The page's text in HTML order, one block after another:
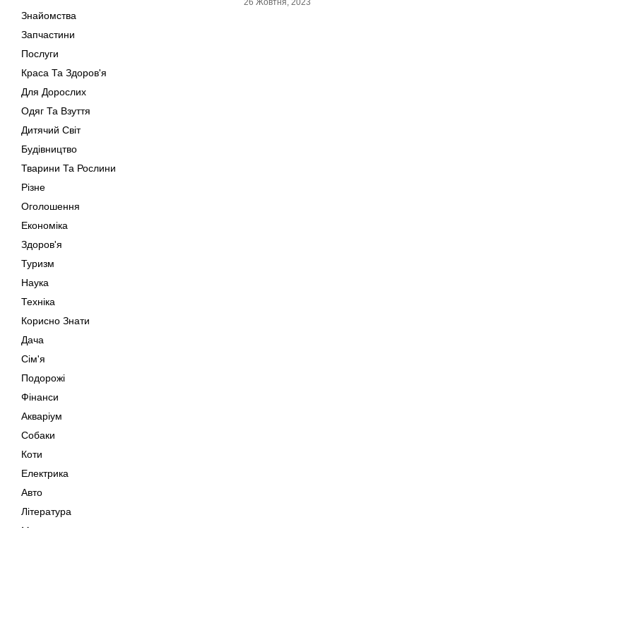
Знайомства
Запчастини
Послуги
Краса Та Здоров'я
Для Дорослих
Одяг Та Взуття
Дитячий Світ
Будівництво
Тварини Та Рослини
Різне
Оголошення
Економіка
Здоров'я
Туризм
Наука
Техніка
Корисно Знати
Дача
Сім'я
Подорожі
Фінанси
Акваріум
Собаки
Коти
Електрика
Авто
Література
Музика
26 Жовтня, 2023